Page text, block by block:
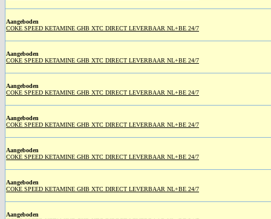
Aangeboden
COKE SPEED KETAMINE GHB XTC DIRECT LEVERBAAR NL+BE 24/7
Aangeboden
COKE SPEED KETAMINE GHB XTC DIRECT LEVERBAAR NL+BE 24/7
Aangeboden
COKE SPEED KETAMINE GHB XTC DIRECT LEVERBAAR NL+BE 24/7
Aangeboden
COKE SPEED KETAMINE GHB XTC DIRECT LEVERBAAR NL+BE 24/7
Aangeboden
COKE SPEED KETAMINE GHB XTC DIRECT LEVERBAAR NL+BE 24/7
Aangeboden
COKE SPEED KETAMINE GHB XTC DIRECT LEVERBAAR NL+BE 24/7
Aangeboden